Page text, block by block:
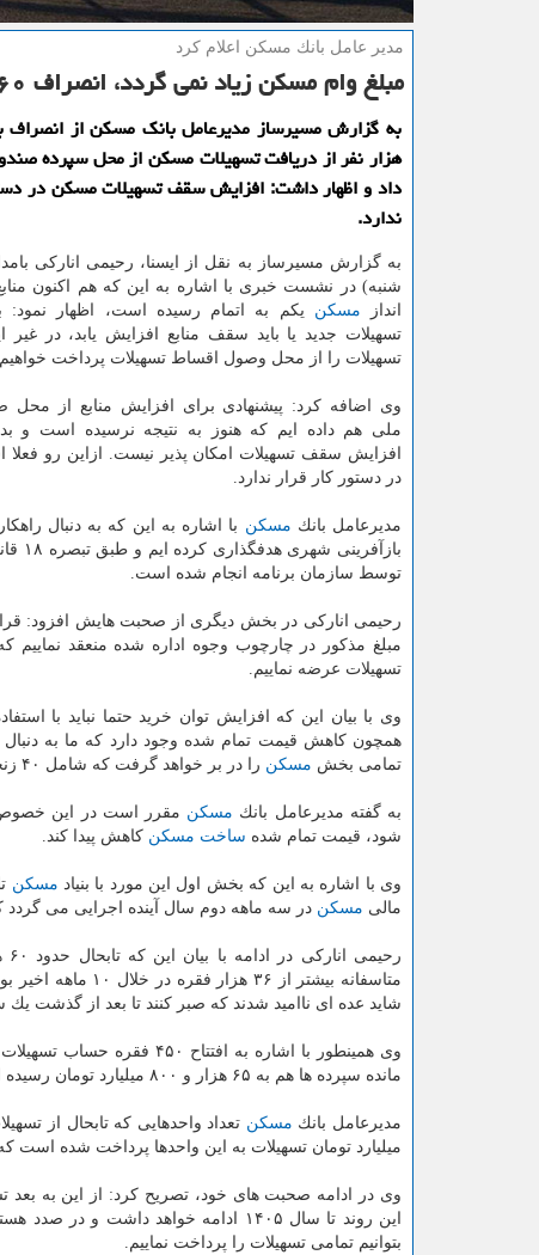
مدیر عامل بانك مسكن اعلام كرد
مبلغ وام مسكن زیاد نمی گردد، انصراف ۶۰ هزار نفر از دریافت وام
هزار نفر از دریافت تسهیلات مسكن از محل سپرده
داد و اظهار داشت: افزایش سقف تسهیلات مسكن در
ندارد.
به گزارش مسیرساز به نقل از ایسنا، رحیمی اناركی
شنبه) در نشست خبری با اشاره به این كه هم اكنون
انداز مسكن یكم به اتمام رسیده است، اظهار نمود:
تسهیلات جدید یا باید سقف منابع افزایش یابد، در
تسهیلات را از محل وصول اقساط تسهیلات پرداخت خواهیم
وی اضافه كرد: پیشنهادی برای افزایش منابع از محل
ملی هم داده ایم كه هنوز به نتیجه نرسیده است و
افزایش سقف تسهیلات امكان پذیر نیست. ازاین رو
در دستور كار قرار ندارد.
مدیرعامل بانك مسكن با اشاره به این كه به دنبال
توسط سازمان برنامه انجام شده است.
مبلغ مذكور در چارچوب وجوه اداره شده منعقد نماییم كه بر
تسهیلات عرضه نماییم.
وی با بیان این كه افزایش توان خرید حتما نباید با
همچون كاهش قیمت تمام شده وجود دارد كه ما به دنبال
تمامی بخش مسكن را در بر خواهد گرفت كه شامل ۴۰ زنجیره خواهد بود.
به گفته مدیرعامل بانك مسكن مقرر است در این خصوص
شود، قیمت تمام شده ساخت مسكن كاهش پیدا كند.
وی با اشاره به این كه بخش اول این مورد با بنیاد مسكن
مالی مسكن در سه ماهه دوم سال آینده اجرایی می
رحیمی اناركی در ادامه با بیان این كه تابحال حدود ۶۰ هزار نفر از سپرده گذاران تسهیلات
متاسفانه
شاید عده ای ناامید شدند كه صبر كنند تا بعد از گذشت یك
وی همینطور با اشاره به افتتاح ۴۵۰ فقره حساب تسهیلات صندوق
مانده سپرده ها هم به ۶۵ هزار و ۸۰۰ میلیارد تومان رسیده است.
مدیرعامل بانك مسكن
میلیارد تومان تسهیلات به این واحدها پرداخت شده است كه ۳۲ هزار و ۶۰ واحد آن توسط زوجین استفاده شده است كه رقم قابل توجهی
وی در ادامه صحبت های خود، تصریح كرد: از این به بعد
این روند تا سال ۱۴۰۵ ادامه خواهد
بتوانیم تمامی تسهیلات را پرداخت نماییم.